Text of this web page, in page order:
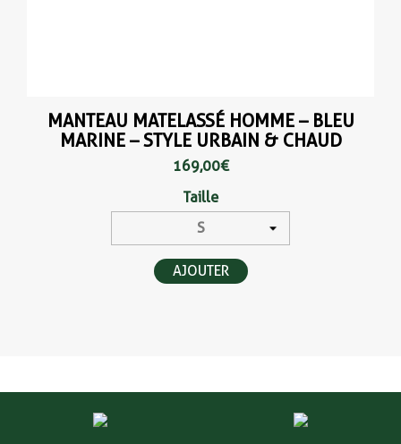
MANTEAU MATELASSÉ HOMME – BLEU
MARINE – STYLE URBAIN & CHAUD
169,00 €
Taille
AJOUTER